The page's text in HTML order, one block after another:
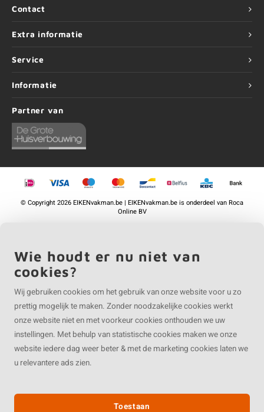
Contact
Extra informatie
Service
Informatie
Partner van
©Copyright2026 EIKENvakman.be | EIKENvakman.be is onderdeel vanRoca
Online BV
Wie houdt er nu niet van
cookies?
Wij gebruiken cookies om het gebruik van onze website voor u zo
prettig mogelijk te maken. Zonder noodzakelijke cookies werkt
onze website niet en met voorkeur cookies onthouden we uw
instellingen. Met behulp van statistische cookies maken we onze
website iedere dag weer beter & met de marketing cookies laten we
u relevantere ads zien.
Toestaan